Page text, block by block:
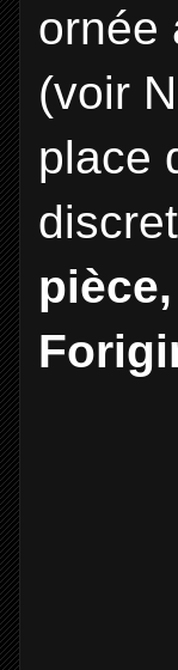
ornée
(voir
place